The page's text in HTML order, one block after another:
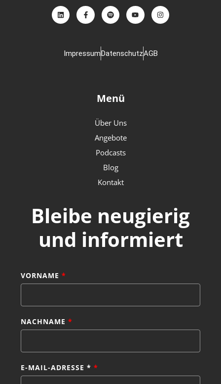
ImpressumDatenschutzAGB
Menü
Über Uns
Angebote
Podcasts
Blog
Kontakt
Bleibe neugierig
und informiert
VORNAME*
NACHNAME *
E-MAIL-ADRESSE * *